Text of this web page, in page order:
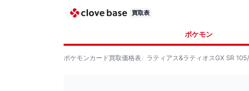
買取表
ポケモン
ポケモンカード買取価格表 ラティアス&ラティオスGX SR